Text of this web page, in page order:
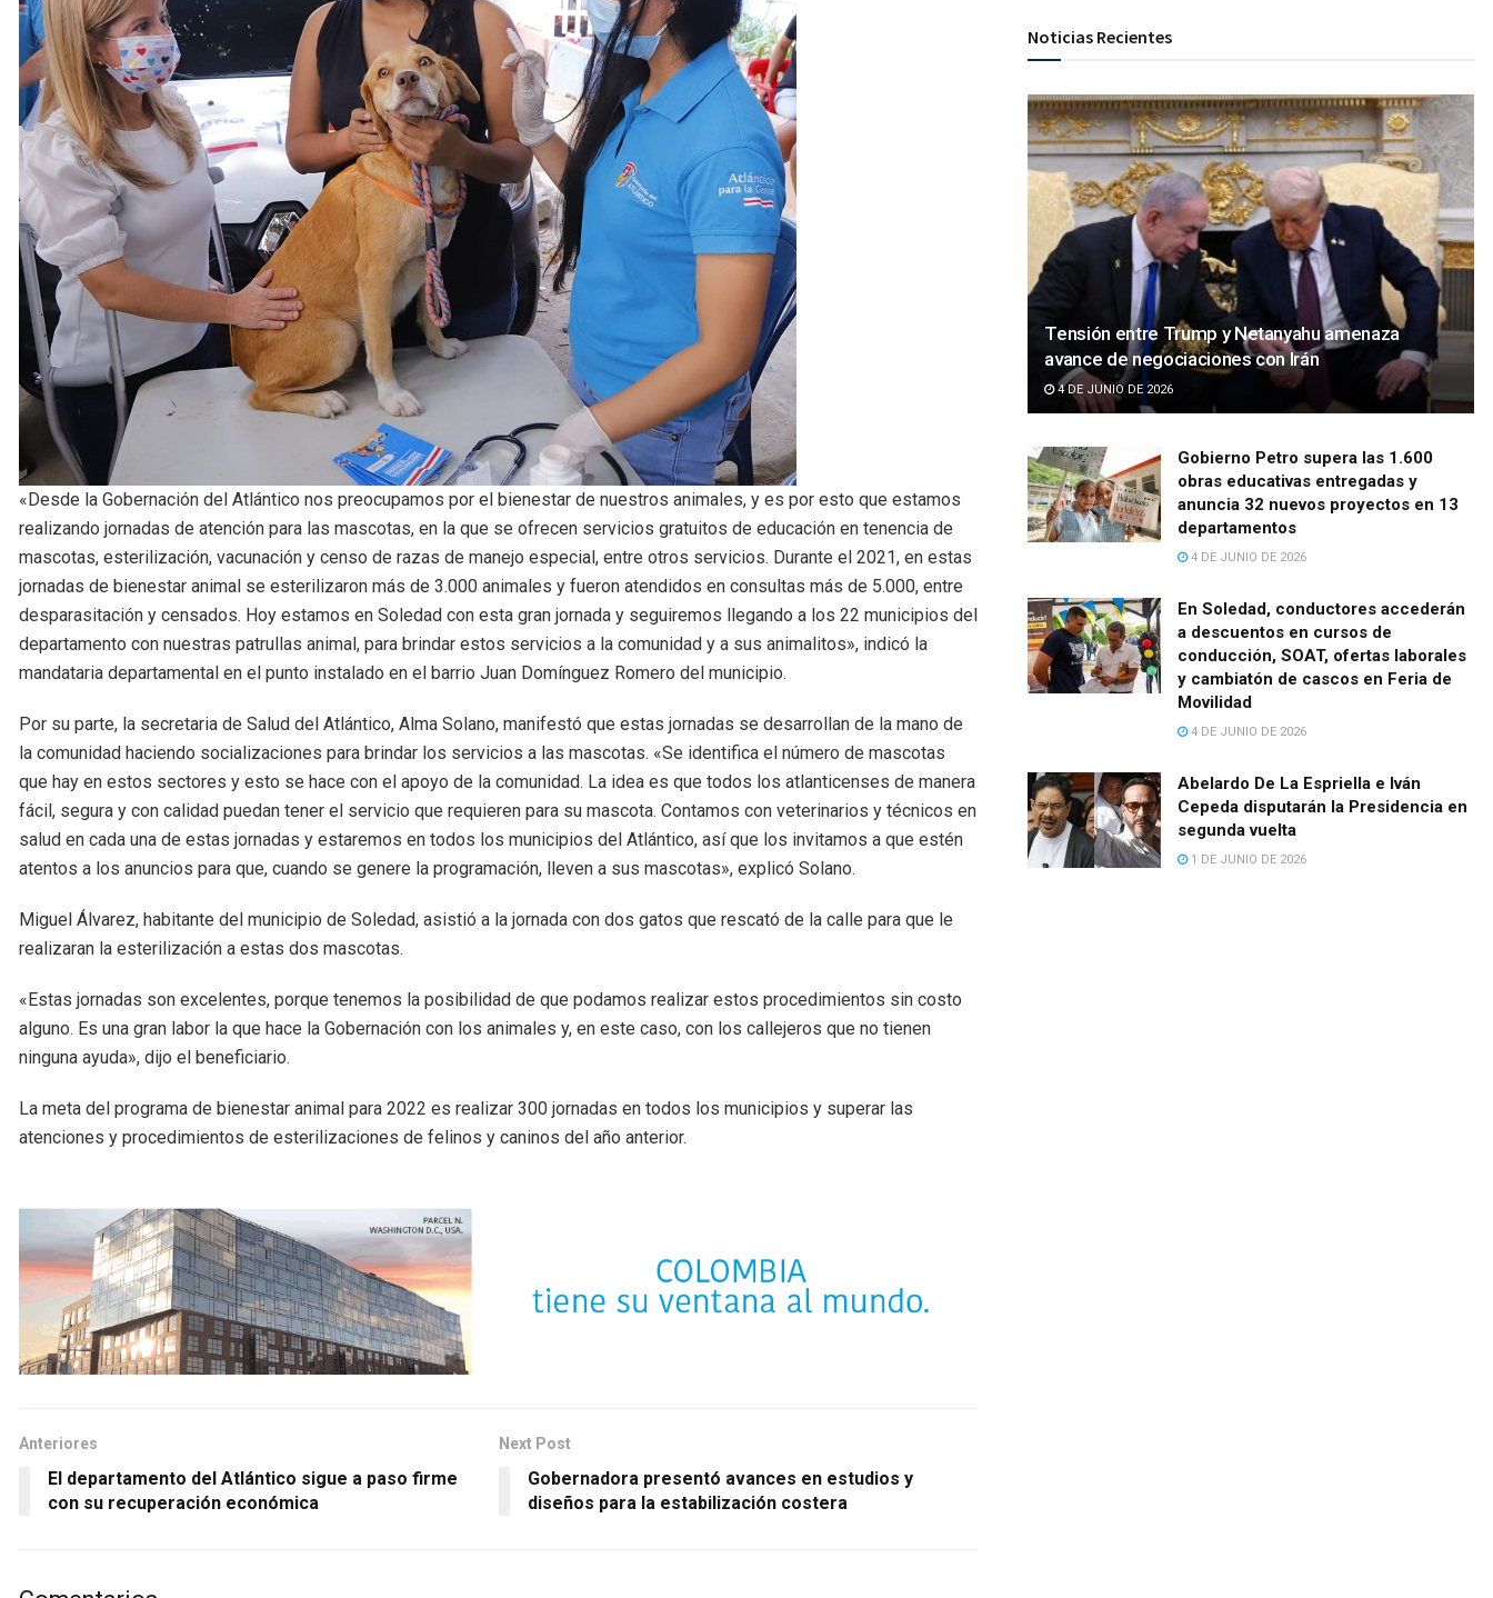
«Desde la Gobernación del Atlántico nos preocupamos por el bienestar de nuestros animales, y es por esto que estamos
realizando jornadas de atención para las mascotas, en la que se ofrecen servicios gratuitos de educación en tenencia de
mascotas, esterilización, vacunación y censo de razas de manejo especial, entre otros servicios. Durante el 2021, en estas
jornadas de bienestar animal se esterilizaron más de 3.000 animales y fueron atendidos en consultas más de 5.000, entre
desparasitación y censados. Hoy estamos en Soledad con esta gran jornada y seguiremos llegando a los 22 municipios del
departamento con nuestras patrullas animal, para brindar estos servicios a la comunidad y a sus animalitos», indicó la
mandataria departamental en el punto instalado en el barrio Juan Domínguez Romero del municipio.
Por su parte, la secretaria de Salud del Atlántico, Alma Solano, manifestó que estas jornadas se desarrollan de la mano de
la comunidad haciendo socializaciones para brindar los servicios a las mascotas. «Se identifica el número de mascotas
que hay en estos sectores y esto se hace con el apoyo de la comunidad. La idea es que todos los atlanticenses de manera
fácil, segura y con calidad puedan tener el servicio que requieren para su mascota. Contamos con veterinarios y técnicos en
salud en cada una de estas jornadas y estaremos en todos los municipios del Atlántico, así que los invitamos a que estén
atentos a los anuncios para que, cuando se genere la programación, lleven a sus mascotas», explicó Solano.
Miguel Álvarez, habitante del municipio de Soledad, asistió a la jornada con dos gatos que rescató de la calle para que le
realizaran la esterilización a estas dos mascotas.
«Estas jornadas son excelentes, porque tenemos la posibilidad de que podamos realizar estos procedimientos sin costo
alguno. Es una gran labor la que hace la Gobernación con los animales y, en este caso, con los callejeros que no tienen
ninguna ayuda», dijo el beneficiario.
La meta del programa de bienestar animal para 2022 es realizar 300 jornadas en todos los municipios y superar las
atenciones y procedimientos de esterilizaciones de felinos y caninos del año anterior.
Anteriores
El departamento del Atlántico sigue a paso firme
con su recuperación económica
Next Post
Gobernadora presentó avances en estudios y
diseños para la estabilización costera
Noticias Recientes
Tensión entre Trump y Netanyahu amenaza
avance de negociaciones con Irán
4 DE JUNIO DE 2026
Gobierno Petro supera las 1.600
obras educativas entregadas y
anuncia 32 nuevos proyectos en 13
departamentos
4 DE JUNIO DE 2026
En Soledad, conductores accederán
a descuentos en cursos de
conducción, SOAT, ofertas laborales
y cambiatón de cascos en Feria de
Movilidad
4 DE JUNIO DE 2026
Abelardo De La Espriella e Iván
Cepeda disputarán la Presidencia en
segunda vuelta
1 DE JUNIO DE 2026